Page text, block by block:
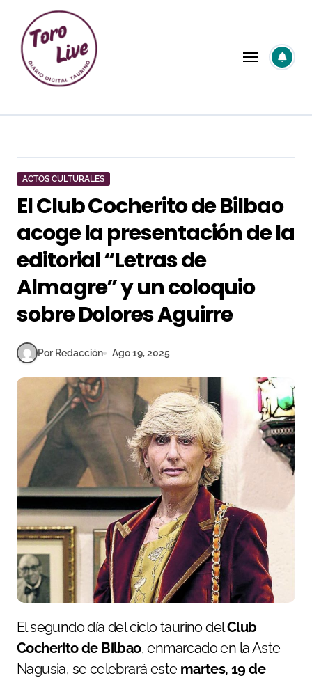
contenido
ACTOS CULTURALES
El Club Cocherito de Bilbao
acoge la presentación de la
editorial “Letras de
Almagre” y un coloquio
sobre Dolores Aguirre
Por Redacción Ago 19, 2025
El segundo día del ciclo taurino delClub
Cocherito de Bilbao, enmarcado en la Aste
Nagusia, se celebrará este martes, 19 de